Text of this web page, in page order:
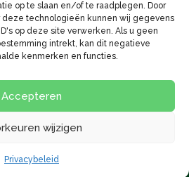
op te slaan en/of te raadplegen. Door
technologieën kunnen wij gegevens
op deze site verwerken. Als u geen
intrekt, kan dit negatieve
kenmerken en functies.
Accepteren
wijzigen
Privacybeleid
Jouw investering
Route
Vivre
op het websitesysteem